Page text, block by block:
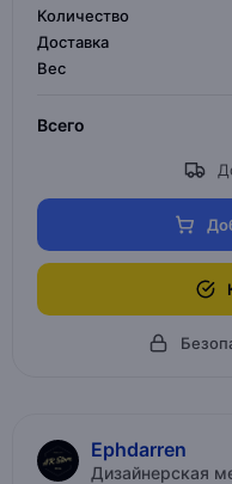
Количество
Доставка
Вес
Всего
Ephdarren
Дизайнерская